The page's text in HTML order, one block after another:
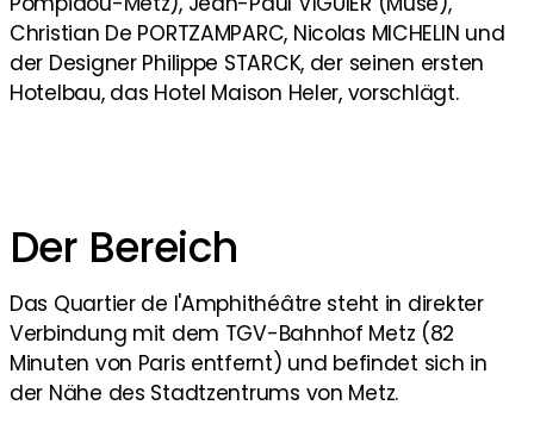
Christian De PORTZAMPARC, Nicolas MICHELIN und
der Designer Philippe STARCK, der seinen ersten
Hotelbau, das Hotel Maison Heler, vorschlägt.
Der Bereich
Das Quartier de l'Amphithéâtre steht in direkter
Verbindung mit dem TGV-Bahnhof Metz (82
Minuten von Paris entfernt) und befindet sich in
der Nähe des Stadtzentrums von Metz.